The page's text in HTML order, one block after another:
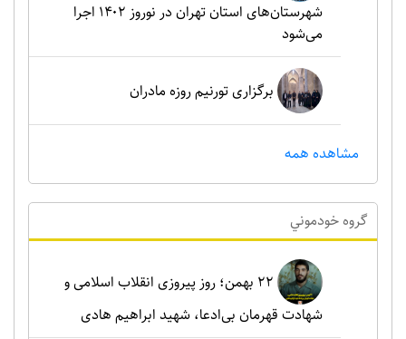
شهرستان‌های استان تهران در نوروز ۱۴۰۲ اجرا
می‌شود
برگزاری تورنیم روزه مادران
مشاهده همه
گروه خودموني
۲۲ بهمن؛ روز پیروزی انقلاب اسلامی و
شهادت قهرمان بی‌ادعا، شهید ابراهیم هادی